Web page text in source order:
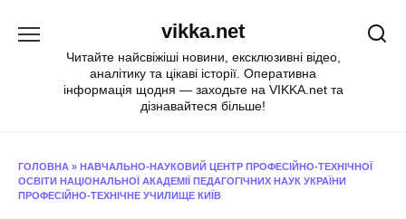
vikka.net
Читайте найсвіжіші новини, ексклюзивні відео,
аналітику та цікаві історії. Оперативна
інформація щодня — заходьте на VIKKA.net та
дізнавайтеся більше!
ГОЛОВНА » НАВЧАЛЬНО-НАУКОВИЙ ЦЕНТР ПРОФЕСІЙНО-ТЕХНІЧНОЇ
ОСВІТИ НАЦІОНАЛЬНОЇ АКАДЕМІЇ ПЕДАГОГІЧНИХ НАУК УКРАЇНИ
ПРОФЕСІЙНО-ТЕХНІЧНЕ УЧИЛИЩЕ КИЇВ